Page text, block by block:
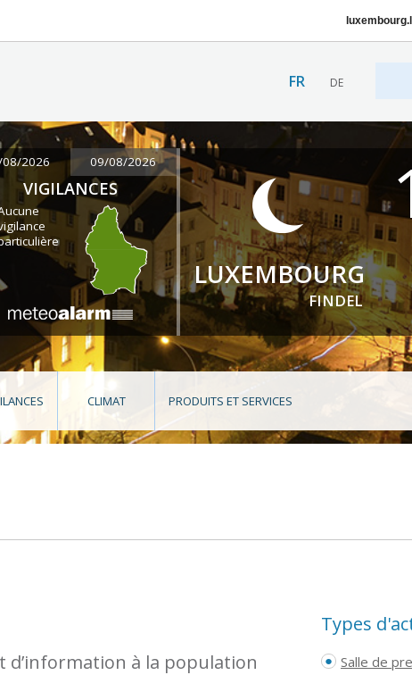
FR DE
2026 09/08/2026
VIGILANCES
LUXEMBOURG
FINDEL
CLIMAT PRODUITS ET SERVICES
d’information à la population
Types
Salle de